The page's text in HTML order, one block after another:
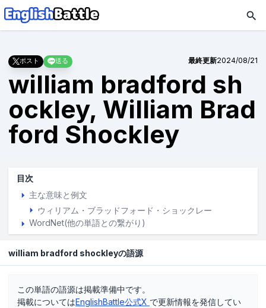
ポスト 送る 最終更新2024/08/21
william bradford sh
ockley, William Brad
ford Shockley
目次
主な意味と例文
ウィリアム・ブラッドフォード・ショックレー
WordNet(他の単語との繋がり)
william bradford shockleyの語源
この単語の語源は掲載準備中です。
掲載についてはEnglishBattle公式X で更新情報を発信してい